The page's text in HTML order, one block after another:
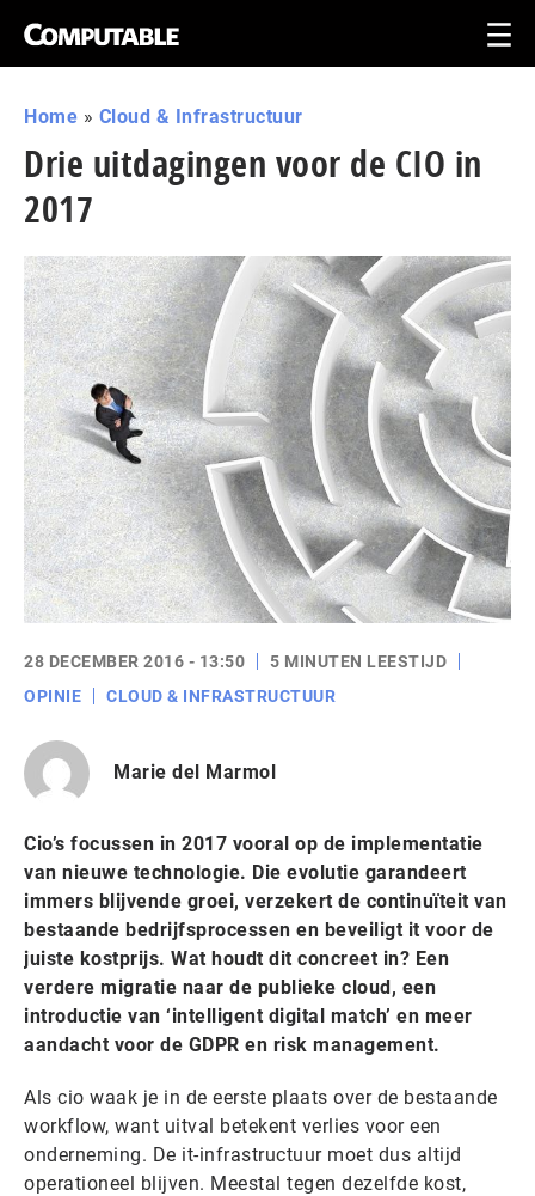
Home » Cloud & Infrastructuur
Drie uitdagingen voor de CIO in
2017
28 DECEMBER 2016 - 13:50
5 MINUTEN LEESTIJD
OPINIE
CLOUD & INFRASTRUCTUUR
Marie del Marmol
Cio’s focussen in 2017 vooral op de implementatie
van nieuwe technologie. Die evolutie garandeert
immers blijvende groei, verzekert de continuïteit van
bestaande bedrijfsprocessen en beveiligt it voor de
juiste kostprijs. Wat houdt dit concreet in? Een
verdere migratie naar de publieke cloud, een
introductie van ‘intelligent digital match’ en meer
aandacht voor de GDPR en risk management.
Als cio waak je in de eerste plaats over de bestaande
workflow, want uitval betekent verlies voor een
onderneming. De it-infrastructuur moet dus altijd
operationeel blijven. Meestal tegen dezelfde kost,